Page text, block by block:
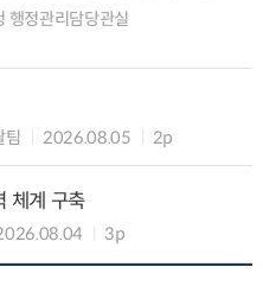
행정관리담당관실
팀 2026.08.05 2p
체계 구축
3p